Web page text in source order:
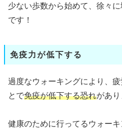
少ない歩数から始めて、徐々
です！
免疫力が低下する
過度なウォーキングにより、
とで免疫が低下する恐れがあり
健康のために行ってるウォー